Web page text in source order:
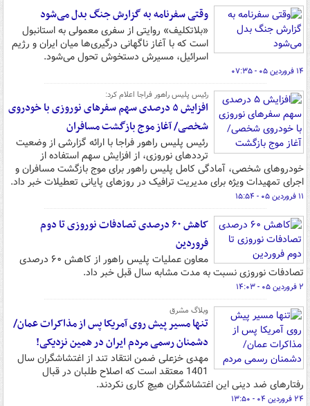
وقتی سفرنامه به گزارش جنگ بدل می‌شود
«بلاتکلیف» روایتی از سفری معمولی به استانبول
است که با آغاز ناگهانی درگیری‌ها میان ایران و رژیم
اسرائیل، مسیرش دستخوش تحول می‌شود.
۱۴ فروردین ۰۵ - ۰۷:۳۵
رئیس پلیس راهور فراجا اعلام کرد:
افزایش ۵ درصدی سهم سفرهای نوروزی با خودروی
شخصی/ آغاز موج بازگشت مسافران
رئیس پلیس راهور فراجا با ارائه گزارشی از وضعیت
ترددهای نوروزی، از افزایش سهم استفاده از
خودروهای شخصی، آمادگی کامل پلیس راهور برای موج بازگشت مسافران و
اجرای تمهیدات ویژه برای مدیریت ترافیک در روزهای پایانی تعطیلات خبر داد.
۱۱ فروردین ۰۵ - ۱۵:۵۴
کاهش ۶۰ درصدی تصادفات نوروزی تا دوم
فروردین
معاون عملیات پلیس راهور از کاهش ۶۰ درصدی
تصادفات نوروزی نسبت به مدت مشابه سال قبل خبر داد.
۲ فروردین ۰۵ - ۱۴:۰۳
وبلاگ مشرق
تنها مسیر پیش روی آمریکا پس از مذاکرات عمان/
دشمنان رسمی مردم ایران در همین نزدیکی!
مهدی خزعلی ضمن انتقاد تند از اغتشاشگران سال
1401 معتقد است که اصلاح طلبان در قبال
رفتارهای ضد دینی این اغتشاشگران هیچ کاری نکردند.
۲۴ فروردین ۰۴ - ۱۳:۵۰